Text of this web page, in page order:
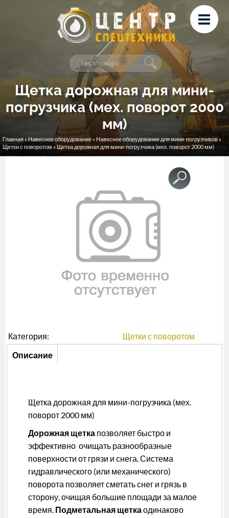
Перейти к основному содержанию
Лизинг
Сервис и ремонт
Контакты
Щетка дорожная для мини-
погрузчика (мех. поворот 2000
мм)
Вы здесь
Главная » Навесное оборудование » Навесное оборудование для мини-погрузчиков »
Щетки с поворотом » Щетка дорожная для мини-погрузчика (мех. поворот 2000 мм)
Категория: Щетки с поворотом
Описание
Описание
Щетка дорожная для мини-погрузчика (мех.
поворот 2000 мм)
Дорожная щетка позволяет быстро и
эффективно очищать разнообразные
поверхности от грязи и снега. Система
гидравлического (или механического)
поворота позволяет сметать снег и грязь в
сторону, очищая большие площади за малое
время. Подметальная щеткаодинаково